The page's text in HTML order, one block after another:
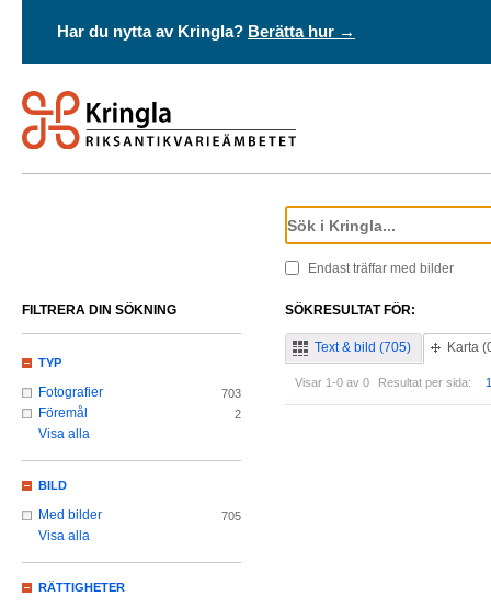
Har du nytta av Kringla? Berätta hur →
Endast träffar med bilder
SÖKRESULTAT FÖR:
Text & bild (705) Karta
Visar 1-0 av 0 Resultat per sida:
FILTRERA DIN SÖKNING
TYP
Fotografier 703
Föremål 2
Visa alla
BILD
Med bilder 705
Visa alla
RÄTTIGHETER